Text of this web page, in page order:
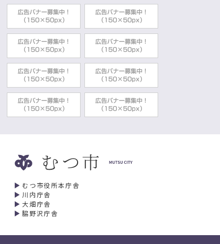
むつ市役所本庁舎
川内庁舎
大畑庁舎
脇野沢庁舎